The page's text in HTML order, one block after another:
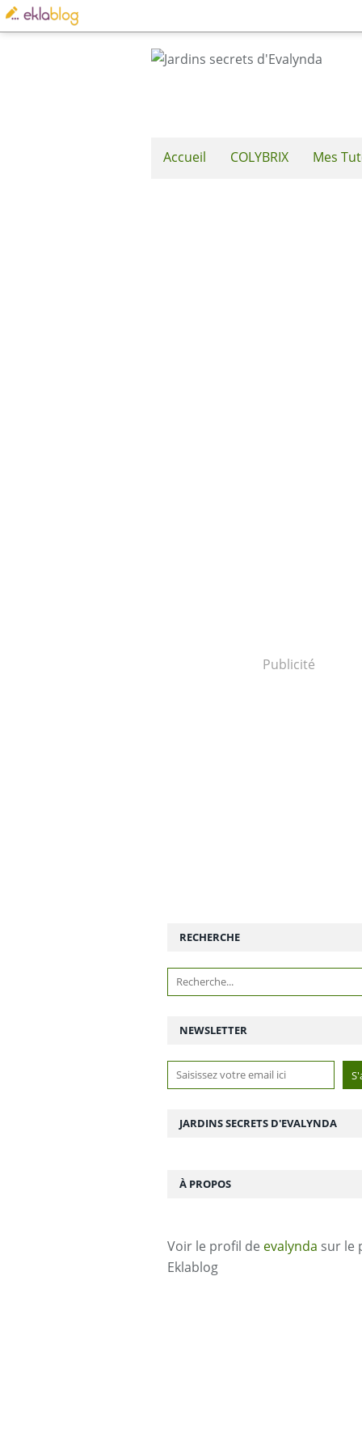
Accueil COLYBRIX Mes
Publicité
NEWSLETTER
RECHERCHE
JARDINS SECRETS D'EVALYNDA
À PROPOS
Voir le profil de evalynda sur le
Eklablog